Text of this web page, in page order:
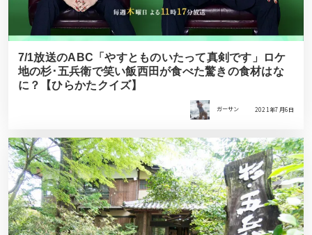
7/1放送のABC「やすとものいたって真剣です」ロケ
地の杉･五兵衛で笑い飯西田が食べた驚きの食材はな
に？【ひらかたクイズ】
ガーサン 2021年7月6日